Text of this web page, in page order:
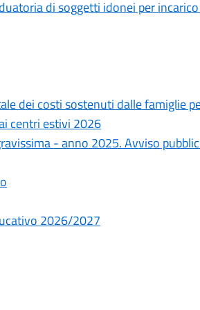
di soggetti idonei per
dei costi sostenuti dalle famiglie
centri estivi 2026
- anno 2025. Avviso
2026/2027